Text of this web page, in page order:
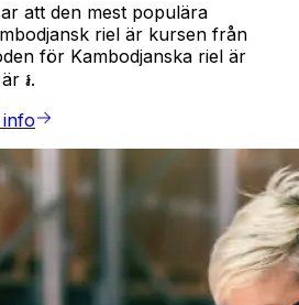
att den mest populära
riel är kursen från
för Kambodjanska riel är
៛.